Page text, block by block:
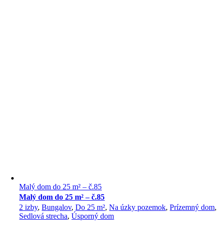
Malý dom do 25 m² – č.85
Malý dom do 25 m² – č.85
2 izby,Bungalov,Do 25 m²,Na úzky pozemok,Prízemný dom,
Sedlová strecha,Úsporný dom